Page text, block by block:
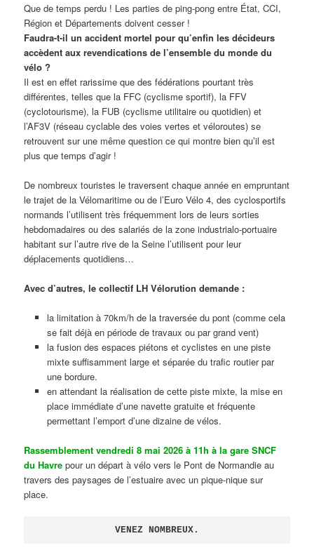
Que de temps perdu ! Les parties de ping-pong entre État, CCI,
Région et Départements doivent cesser !
Faudra-t-il un accident mortel pour qu’enfin les décideurs
accèdent aux revendications de l’ensemble du monde du
vélo ?
Il est en effet rarissime que des fédérations pourtant très
différentes, telles que la FFC (cyclisme sportif), la FFV
(cyclotourisme), la FUB (cyclisme utilitaire ou quotidien) et
l’AF3V (réseau cyclable des voies vertes et véloroutes) se
retrouvent sur une même question ce qui montre bien qu’il est
plus que temps d’agir !
De nombreux touristes le traversent chaque année en empruntant
le trajet de la Vélomaritime ou de l’Euro Vélo 4, des cyclosportifs
normands l’utilisent très fréquemment lors de leurs sorties
hebdomadaires ou des salariés de la zone industrialo-portuaire
habitant sur l’autre rive de la Seine l’utilisent pour leur
déplacements quotidiens…
Avec d’autres, le collectif LH Vélorution demande :
la limitation à 70km/h de la traversée du pont (comme cela
se fait déjà en période de travaux ou par grand vent)
la fusion des espaces piétons et cyclistes en une piste
mixte suffisamment large et séparée du trafic routier par
une bordure.
en attendant la réalisation de cette piste mixte, la mise en
place immédiate d’une navette gratuite et fréquente
permettant l’emport d’une dizaine de vélos.
Rassemblement vendredi 8 mai 2026 à 11h à la gare SNCF
du Havre pour un départ à vélo vers le Pont de Normandie au
travers des paysages de l’estuaire avec un pique-nique sur
place.
VENEZ NOMBREUX.